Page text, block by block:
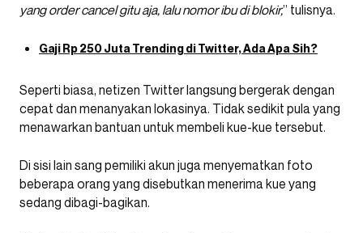
yang order cancel gitu aja, lalu nomor ibu di blokir,” tulisnya.
Gaji Rp 250 Juta Trending di Twitter, Ada Apa Sih?
Seperti biasa, netizen Twitter langsung bergerak dengan
cepat dan menanyakan lokasinya. Tidak sedikit pula yang
menawarkan bantuan untuk membeli kue-kue tersebut.
Di sisi lain sang pemiliki akun juga menyematkan foto
beberapa orang yang disebutkan menerima kue yang
sedang dibagi-bagikan.